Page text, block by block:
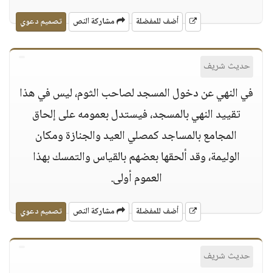
أضف للمفضلة مشاركة النص تصميم دعوي
حديث شريف
في النهي عن دخول المسجد لصاحب الثوم، ليس في هذا
تقييد النهي بالمسجد، فيستدل بعمومه على إلحاق
المجامع بالمساجد كمصلي العيد والجنازة ومكان
الوليمة، وقد ألحقها بعضهم بالقياس والتمسك بهذا
العموم أولى.
أضف للمفضلة مشاركة النص تصميم دعوي
حديث شريف